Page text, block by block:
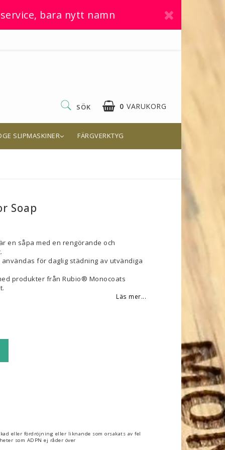
bara nytt namn
0 VARUKORG
SÖK
SLIPMASKINER FÄRGVERKTYG
Soap
en såpa med en rengörande och
för daglig städning av utvändiga
produkter från Rubio® Monocoats
Läs mer...
eller fördröjning eller liknande som orsakats av fel
som ADPN ej råder över